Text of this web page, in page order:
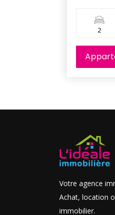
2
Votre agence
Achat, location
immobilier.